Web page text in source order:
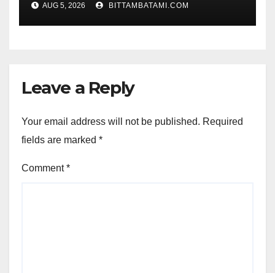
AUG 5, 2026 BITTAMBATAMI.COM
Leave a Reply
Your email address will not be published. Required
fields are marked *
Comment*